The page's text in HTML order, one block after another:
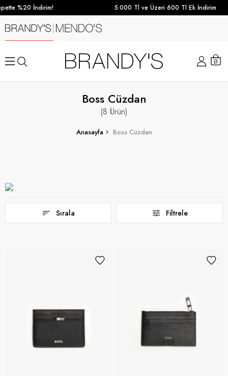
%20 İndirim! 5.000 Tl ve Üzeri 600 Tl Ek İndirim
Boss Cüzdan
8
Anasayfa Boss Cüzdan
Filtrele
Sırala